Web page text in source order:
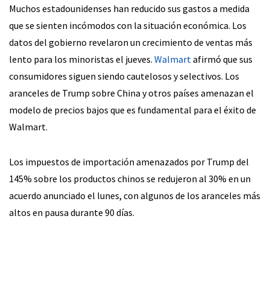
Muchos estadounidenses han reducido sus gastos a medida
que se sienten incómodos con la situación económica. Los
datos del gobierno revelaron un crecimiento de ventas más
lento para los minoristas el jueves. Walmartafirmó que sus
consumidores siguen siendo cautelosos y selectivos. Los
aranceles de Trump sobre China y otros países amenazan el
modelo de precios bajos que es fundamental para el éxito de
Walmart.
Los impuestos de importación amenazados por Trump del
145% sobre los productos chinos se redujeron al 30% en un
acuerdo anunciado el lunes, con algunos de los aranceles más
altos en pausa durante 90 días.